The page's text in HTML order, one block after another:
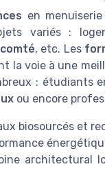
en
variés :
, etc. Les
la voie à une
: étudiants
ou encore
biosourcés et
architectural